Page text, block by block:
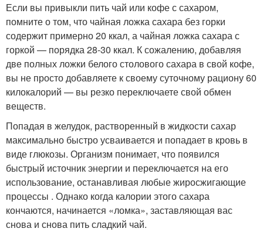
Если вы привыкли пить чай или кофе с сахаром,
помните о том, что чайная ложка сахара без горки
содержит примерно 20 ккал, а чайная ложка сахара с
горкой — порядка 28-30 ккал. К сожалению, добавляя
две полных ложки белого столового сахара в свой кофе,
вы не просто добавляете к своему суточному рациону 60
килокалорий — вы резко переключаете свой обмен
веществ.
Попадая в желудок, растворенный в жидкости сахар
максимально быстро усваивается и попадает в кровь в
виде глюкозы. Организм понимает, что появился
быстрый источник энергии и переключается на его
использование, останавливая любые жиросжигающие
процессы . Однако когда калории этого сахара
кончаются, начинается «ломка», заставляющая вас
снова и снова пить сладкий чай.